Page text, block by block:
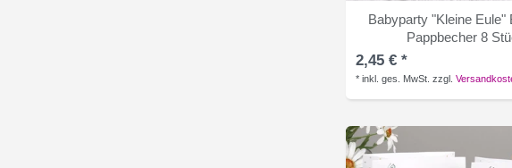
Babyparty "Kleine Eule"
Pappbecher 8
2,45 € *
*inkl. ges. MwSt. zzgl.